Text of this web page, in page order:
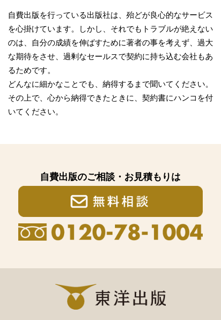
自費出版を行っている出版社は、殆どが良心的なサービス
を心掛けています。しかし、それでもトラブルが絶えない
のは、自分の成績を伸ばすために著者の事を考えず、過大
な期待をさせ、過剰なセールスで契約に持ち込む会社もあ
るためです。
どんなに細かなことでも、納得するまで聞いてください。
その上で、心から納得できたときに、契約書にハンコを付
いてください。
自費出版のご相談・お見積もりは